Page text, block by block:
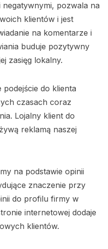
pozwala na
klientów i jest
na komentarze i
buduje pozytywny
zasięg lokalny.
podejście do klienta
czasach coraz
Lojalny klient do
reklamą naszej
na podstawie opinii
znaczenie przy
do profilu firmy w
internetowej dodaje
klientów.